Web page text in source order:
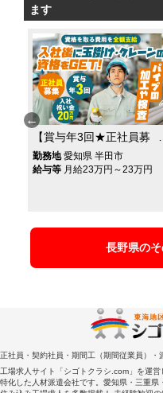
ます
【賞与年3回★正社員募
集】入社祝い金20万円あ
り◎パイプの加工やサイ
勤務地愛知県 半田市
給与等 月給23万円～23万円
長野県の
正社員・契約社員・期間工（期間従業員）・
工場求人サイト「シゴトクラシ.com」を運
特化した人材派遣会社です。愛知県・三重